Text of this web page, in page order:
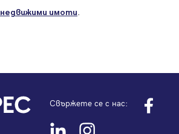
недвижими имоти.
Свържете се с нас: